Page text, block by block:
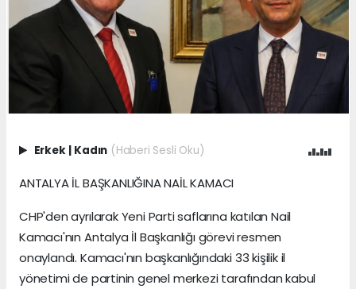
Erkek | Kadın (Haberi Sesli Oku)
ANTALYA İL BAŞKANLIĞINA NAİL KAMACI
CHP'den ayrılarak Yeni Parti saflarına katılan Nail
Kamacı'nın Antalya İl Başkanlığı görevi resmen
onaylandı. Kamacı'nın başkanlığındaki 33 kişilik il
yönetimi de partinin genel merkezi tarafından kabul